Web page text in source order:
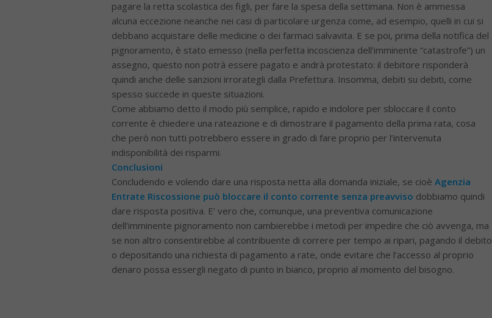
pagare la retta scolastica dei figli, per fare la spesa della settimana. Non è ammessa
alcuna eccezione neanche nei casi di particolare urgenza come, ad esempio, quelli in cui si
debbano acquistare delle medicine o dei farmaci salvavita. E se poi, prima della notifica del
pignoramento, è stato emesso (nella perfetta incoscienza dell’imminente “catastrofe”) un
assegno, questo non potrà essere pagato e andrà protestato: il debitore risponderà
quindi anche delle sanzioni irrorategli dalla Prefettura. Insomma, debiti su debiti, come
spesso succede in queste situazioni.
Come abbiamo detto il modo più semplice, rapido e indolore per sbloccare il conto
corrente è chiedere una rateazione e di dimostrare il pagamento della prima rata, cosa
che però non tutti potrebbero essere in grado di fare proprio per l’intervenuta
indisponibilità dei risparmi.
Conclusioni
Concludendo e volendo dare una risposta netta alla domanda iniziale, se cioè Agenzia
Entrate Riscossione può bloccare il conto corrente senza preavviso dobbiamo quindi
dare risposta positiva. E’ vero che, comunque, una preventiva comunicazione
dell’imminente pignoramento non cambierebbe i metodi per impedire che ciò avvenga, ma
se non altro consentirebbe al contribuente di correre per tempo ai ripari, pagando il debito
o depositando una richiesta di pagamento a rate, onde evitare che l’accesso al proprio
denaro possa essergli negato di punto in bianco, proprio al momento del bisogno.